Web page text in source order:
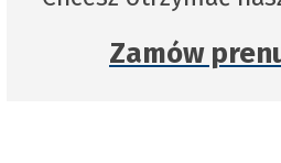
Zamów